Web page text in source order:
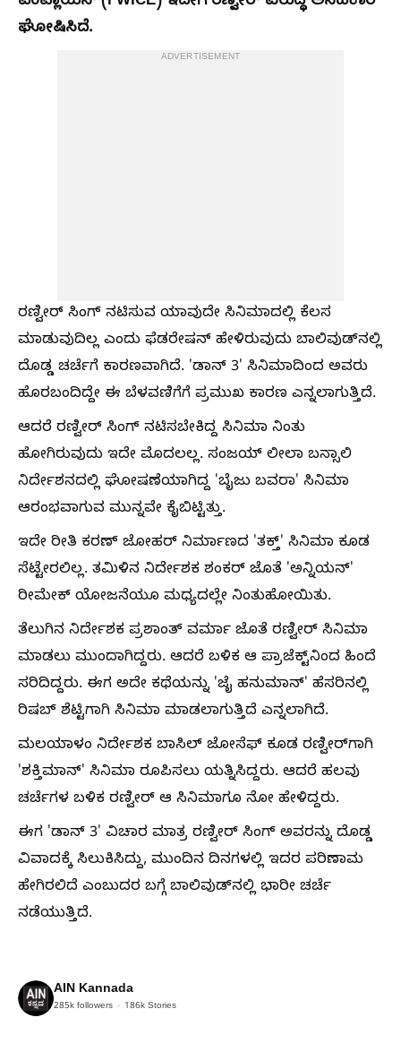
ಘೋಷಿಸಿದೆ.
ADVERTISEMENT
ರಣ್ವೀರ್ ಸಿಂಗ್ ನಟಿಸುವ ಯಾವುದೇ ಸಿನಿಮಾದಲ್ಲಿ ಕೆಲಸ
ಮಾಡುವುದಿಲ್ಲ ಎಂದು ಫೆಡರೇಷನ್ ಹೇಳಿರುವುದು ಬಾಲಿವುಡ್‌ನಲ್ಲಿ
ದೊಡ್ಡ ಚರ್ಚೆಗೆ ಕಾರಣವಾಗಿದೆ. 'ಡಾನ್ 3' ಸಿನಿಮಾದಿಂದ ಅವರು
ಹೊರಬಂದಿದ್ದೇ ಈ ಬೆಳವಣಿಗೆಗೆ ಪ್ರಮುಖ ಕಾರಣ ಎನ್ನಲಾಗುತ್ತಿದೆ.
ಆದರೆ ರಣ್ವೀರ್ ಸಿಂಗ್ ನಟಿಸಬೇಕಿದ್ದ ಸಿನಿಮಾ ನಿಂತು
ಹೋಗಿರುವುದು ಇದೇ ಮೊದಲಲ್ಲ. ಸಂಜಯ್ ಲೀಲಾ ಬನ್ಸಾಲಿ
ನಿರ್ದೇಶನದಲ್ಲಿ ಘೋಷಣೆಯಾಗಿದ್ದ 'ಬೈಜು ಬವರಾ' ಸಿನಿಮಾ
ಆರಂಭವಾಗುವ ಮುನ್ನವೇ ಕೈಬಿಟ್ಟಿತ್ತು.
ಇದೇ ರೀತಿ ಕರಣ್ ಜೋಹರ್ ನಿರ್ಮಾಣದ 'ತಕ್ತ್' ಸಿನಿಮಾ ಕೂಡ
ಸೆಟ್ಟೇರಲಿಲ್ಲ. ತಮಿಳಿನ ನಿರ್ದೇಶಕ ಶಂಕರ್ ಜೊತೆ 'ಅನ್ನಿಯನ್'
ರೀಮೇಕ್ ಯೋಜನೆಯೂ ಮಧ್ಯದಲ್ಲೇ ನಿಂತುಹೋಯಿತು.
ತೆಲುಗಿನ ನಿರ್ದೇಶಕ ಪ್ರಶಾಂತ್ ವರ್ಮಾ ಜೊತೆ ರಣ್ವೀರ್ ಸಿನಿಮಾ
ಮಾಡಲು ಮುಂದಾಗಿದ್ದರು. ಆದರೆ ಬಳಿಕ ಆ ಪ್ರಾಜೆಕ್ಟ್‌ನಿಂದ ಹಿಂದೆ
ಸರಿದಿದ್ದರು. ಈಗ ಅದೇ ಕಥೆಯನ್ನು 'ಜೈ ಹನುಮಾನ್' ಹೆಸರಿನಲ್ಲಿ
ರಿಷಬ್ ಶೆಟ್ಟಿಗಾಗಿ ಸಿನಿಮಾ ಮಾಡಲಾಗುತ್ತಿದೆ ಎನ್ನಲಾಗಿದೆ.
ಮಲಯಾಳಂ ನಿರ್ದೇಶಕ ಬಾಸಿಲ್ ಜೋಸೆಫ್ ಕೂಡ ರಣ್ವೀರ್‌ಗಾಗಿ
'ಶಕ್ತಿಮಾನ್' ಸಿನಿಮಾ ರೂಪಿಸಲು ಯತ್ನಿಸಿದ್ದರು. ಆದರೆ ಹಲವು
ಚರ್ಚೆಗಳ ಬಳಿಕ ರಣ್ವೀರ್ ಆ ಸಿನಿಮಾಗೂ ನೋ ಹೇಳಿದ್ದರು.
ಈಗ 'ಡಾನ್ 3' ವಿಚಾರ ಮಾತ್ರ ರಣ್ವೀರ್ ಸಿಂಗ್ ಅವರನ್ನು ದೊಡ್ಡ
ವಿವಾದಕ್ಕೆ ಸಿಲುಕಿಸಿದ್ದು, ಮುಂದಿನ ದಿನಗಳಲ್ಲಿ ಇದರ ಪರಿಣಾಮ
ಹೇಗಿರಲಿದೆ ಎಂಬುದರ ಬಗ್ಗೆ ಬಾಲಿವುಡ್‌ನಲ್ಲಿ ಭಾರೀ ಚರ್ಚೆ
ನಡೆಯುತ್ತಿದೆ.
AIN Kannada
285k followers 186k Stories